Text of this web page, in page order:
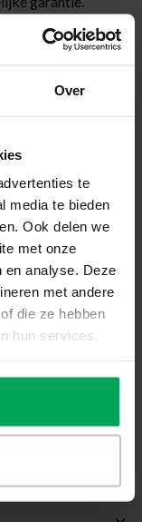
Over
te
media te bieden
Ook delen we
met onze
en analyse. Deze
met andere
die ze hebben
hun services.
is of moet
mag
volgens de
niet gevolgd, dan
garantie.
een derden of